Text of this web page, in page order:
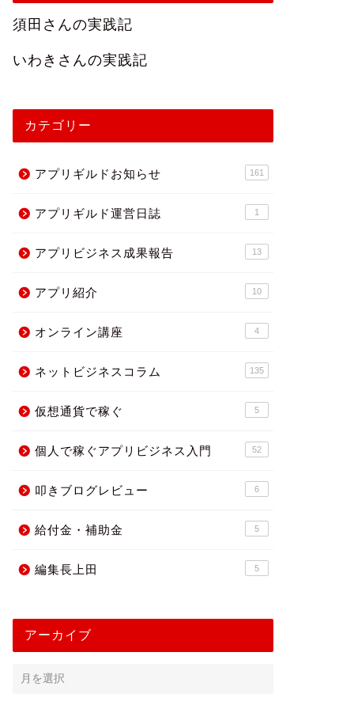
須田さんの実践記
いわきさんの実践記
カテゴリー
アプリギルドお知らせ 161
アプリギルド運営日誌 1
アプリビジネス成果報告 13
アプリ紹介 10
オンライン講座 4
ネットビジネスコラム 135
仮想通貨で稼ぐ 5
個人で稼ぐアプリビジネス入門 52
叩きブログレビュー 6
給付金・補助金 5
編集長上田 5
アーカイブ